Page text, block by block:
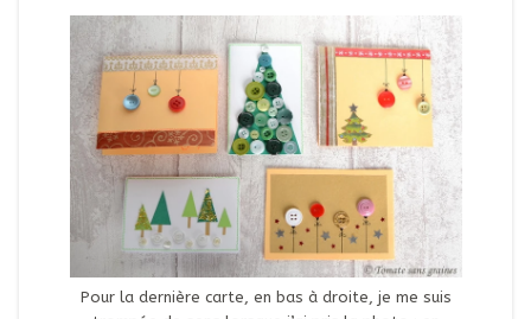
Pour la dernière carte, en bas à droite, je me suis